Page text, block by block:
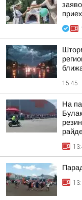
15:45
На